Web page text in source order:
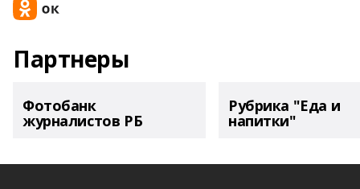
Партнеры
Фотобанк
журналистов РБ
Рубрика "Еда и
напитки"